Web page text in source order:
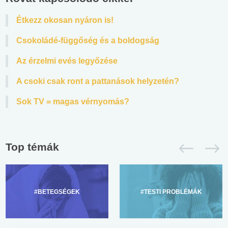
Étkezz okosan nyáron is!
Csokoládé-függőség és a boldogság
Az érzelmi evés legyőzése
A csoki csak ront a pattanások helyzetén?
Sok TV = magas vérnyomás?
Top témák
#BETEGSÉGEK #TESTI PROBLÉMÁK